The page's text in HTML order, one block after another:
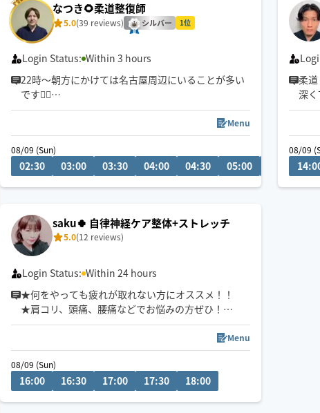
足
末
お
て
小さ
なつき🌻柔道整復師
5.0(39 reviews) シルバー 1位
Login Status: Within 3 hours
22時〜朝方にかけては名古屋周辺にいることが多い
です💆‍♂️
💬シフト外の日時やメニューのご相談はチャットに
てお問い合わせください。
調整可能な際は出来る限り対応させていただきます
※他店舗での勤務もあり、施術中は返信や承諾が遅
くなりますのでご了承ください🙇
Menu
08/09 (Sun)
02:30 03:00 03:30 04:00 04:30 05:00
柔
深
首
お
08/09
saku🍀 自律神経ケア整体+ストレッチ
5.0(12 reviews)
Login Status: Within 24 hours
★何をやっても疲れが取れない方にオススメ！！
★肩コリ、頭痛、腰痛などでお悩みの方ぜひ！
★強揉み、弱揉み等のご希望にもバッチリ対応致し
★複数箇所へ同時にアプローチして、より効率的に
しっかりと効かせてほぐします
★揉みほぐしと、指圧、ストレッチ等で、凝り固ま
Menu
08/09 (Sun)
16:00 16:30 17:00 17:30 18:00